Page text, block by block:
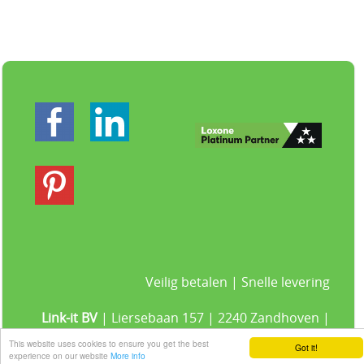
Got it!
This website uses cookies to ensure you get the best
experience on our website More info
Veilig betalen | Snelle levering
Link-it BV | Liersebaan 157 | 2240 Zandhoven |
België
+32 3 420 08 11 | ✉hallo@link-it.be